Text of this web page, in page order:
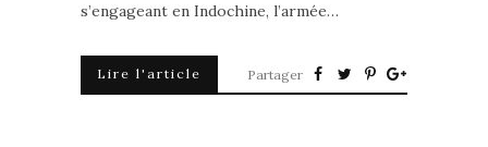
s’engageant en Indochine, l’armée…
Lire l'article Partager